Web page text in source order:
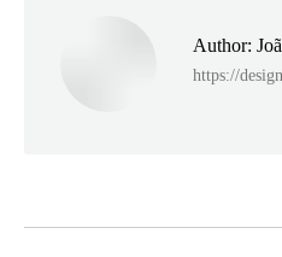
Author:
https://